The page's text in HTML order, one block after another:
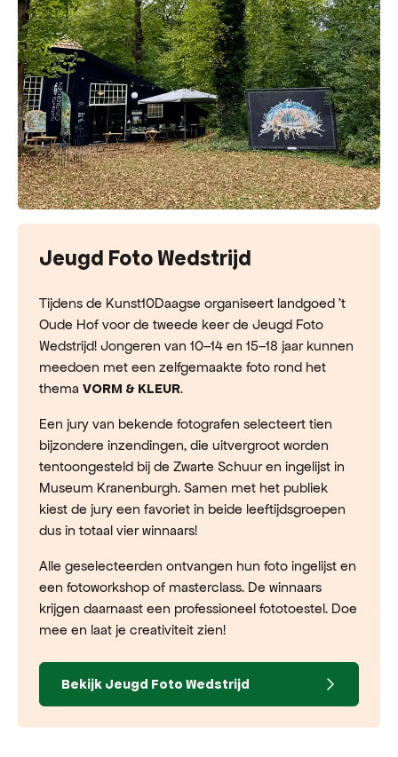
Jeugd Foto Wedstrijd
Tijdens de Kunst10Daagse organiseert landgoed ’t
Oude Hof voor de tweede keer de Jeugd Foto
Wedstrijd! Jongeren van 10–14 en 15–18 jaar kunnen
meedoen met een zelfgemaakte foto rond het
thema VORM & KLEUR.
Een jury van bekende fotografen selecteert tien
bijzondere inzendingen, die uitvergroot worden
tentoongesteld bij de Zwarte Schuur en ingelijst in
Museum Kranenburgh. Samen met het publiek
kiest de jury een favoriet in beide leeftijdsgroepen
dus in totaal vier winnaars!
Alle geselecteerden ontvangen hun foto ingelijst en
een fotoworkshop of masterclass. De winnaars
krijgen daarnaast een professioneel fototoestel. Doe
mee en laat je creativiteit zien!
Bekijk Jeugd Foto Wedstrijd